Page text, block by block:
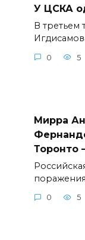
У ЦСКА
В третьем
0 5
Мирра
Торонто
0 5